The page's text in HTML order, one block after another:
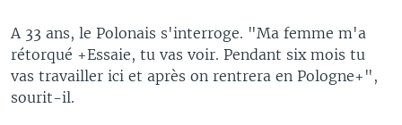
A 33 ans, le Polonais s'interroge. "Ma femme m'a
rétorqué +Essaie, tu vas voir. Pendant six mois tu
vas travailler ici et après on rentrera en Pologne+",
sourit-il.